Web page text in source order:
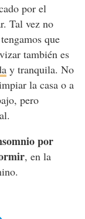
por el
Tal vez no
que
también es
y tranquila. No
la casa o a
pero
por
, en la